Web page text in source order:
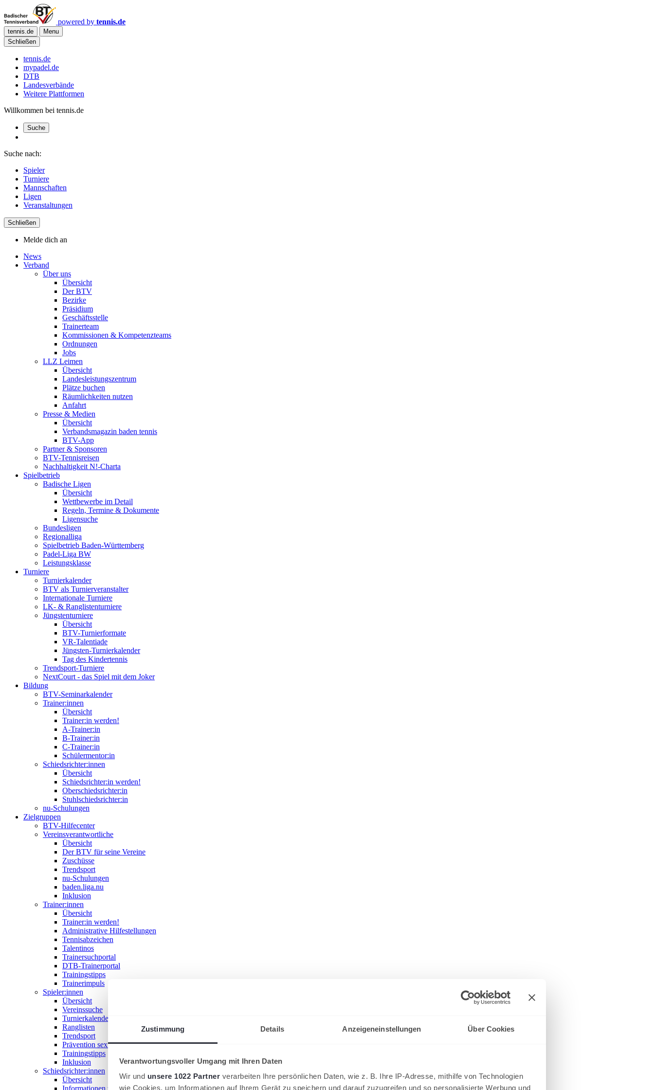
Zustimmung Details Anzeigeneinstellungen Über Cookies
Verantwortungsvoller Umgang mit Ihren Daten
Wir und unsere 1022 Partner verarbeiten Ihre persönlichen Daten, wie z. B. Ihre IP-Adresse, mithilfe von Technologien
wie Cookies, um Informationen auf Ihrem Gerät zu speichern und darauf zuzugreifen und so personalisierte Werbung und
powered by tennis.de
tennis.de
Menu
Schließen
tennis.de
mypadel.de
DTB
Landesverbände
Weitere Plattformen
Willkommen bei tennis.de
Suche
Suche nach:
Spieler
Turniere
Mannschaften
Ligen
Veranstaltungen
Schließen
Melde dich an
News
Verband
Über uns
Übersicht
Der BTV
Bezirke
Präsidium
Geschäftsstelle
Trainerteam
Kommissionen & Kompetenzteams
Ordnungen
Jobs
LLZ Leimen
Übersicht
Landesleistungszentrum
Plätze buchen
Räumlichkeiten nutzen
Anfahrt
Presse & Medien
Übersicht
Verbandsmagazin baden tennis
BTV-App
Partner & Sponsoren
BTV-Tennisreisen
Nachhaltigkeit N!-Charta
Spielbetrieb
Badische Ligen
Übersicht
Wettbewerbe im Detail
Regeln, Termine & Dokumente
Ligensuche
Bundesligen
Regionalliga
Spielbetrieb Baden-Württemberg
Padel-Liga BW
Leistungsklasse
Turniere
Turnierkalender
BTV als Turnierveranstalter
Internationale Turniere
LK- & Ranglistenturniere
Jüngstenturniere
Übersicht
BTV-Turnierformate
VR-Talentiade
Jüngsten-Turnierkalender
Tag des Kindertennis
Trendsport-Turniere
NextCourt - das Spiel mit dem Joker
Bildung
BTV-Seminarkalender
Trainer:innen
Übersicht
Trainer:in werden!
A-Trainer:in
B-Trainer:in
C-Trainer:in
Schülermentor:in
Schiedsrichter:innen
Übersicht
Schiedsrichter:in werden!
Oberschiedsrichter:in
Stuhlschiedsrichter:in
nu-Schulungen
Zielgruppen
BTV-Hilfecenter
Vereinsverantwortliche
Übersicht
Der BTV für seine Vereine
Zuschüsse
Trendsport
nu-Schulungen
baden.liga.nu
Inklusion
Trainer:innen
Übersicht
Trainer:in werden!
Administrative Hilfestellungen
Tennisabzeichen
Talentinos
Trainersuchportal
DTB-Trainerportal
Trainingstipps
Trainerimpuls
Spieler:innen
Übersicht
Vereinssuche
Turnierkalender
Ranglisten
Trendsport
Prävention sexualisierter Gewalt
Trainingstipps
Inklusion
Schiedsrichter:innen
Übersicht
Informationen zum Schiedsrichterwesen